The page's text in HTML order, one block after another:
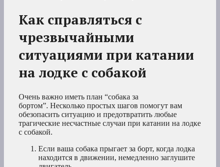
Как справляться с
чрезвычайными
ситуациями при катании
на лодке с собакой
Очень важно иметь план “собака за
бортом”. Несколько простых шагов помогут вам
обезопасить ситуацию и предотвратить любые
трагические несчастные случаи при катании на лодке
с собакой.
Если ваша собака прыгает за борт, когда лодка
находится в движении, немедленно заглушите